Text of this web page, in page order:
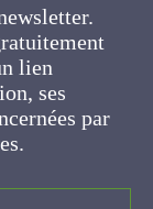
en place
et les